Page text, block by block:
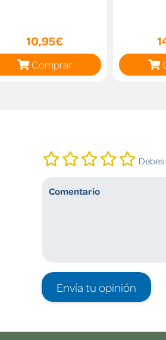
10,95€
Comprar
Envía tu opinión